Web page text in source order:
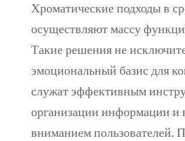
Хроматические подходы в
осуществляют массу
Такие решения не
эмоциональный базис для
служат эффективным
организации информации и
вниманием пользователей.